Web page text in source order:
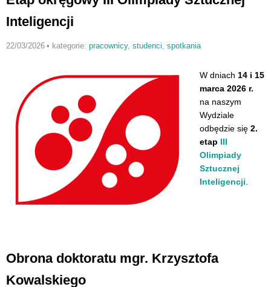
Inteligencji
22/03/2026 • kategorie: pracownicy, studenci spotkania
W dniach 14 i 15
marca 2026 r.
na naszym
Wydziale
odbędzie się 2.
etap III
Olimpiady
Sztucznej
Inteligencji
Obrona doktoratu mgr. Krzysztofa
Kowalskiego